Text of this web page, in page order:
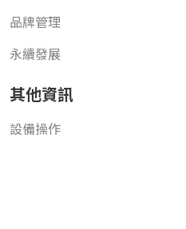
品牌管理
永續發展
其他資訊
設備操作